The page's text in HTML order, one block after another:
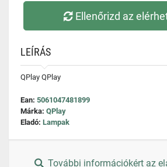
Ellenőrizd az
LEÍRÁS
QPlay QPlay
Ean: 5061047481899
Márka: QPlay
Eladó: Lampak
További információkért az